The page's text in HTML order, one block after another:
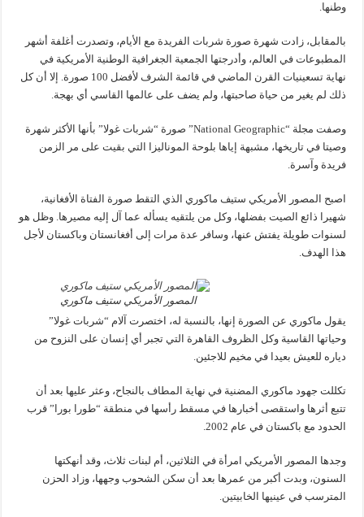
وطنها.
بالمقابل، زادت شهرة صورة شربات الفريدة مع الأيام، وتصدرت أغلفة أشهر
المطبوعات في العالم، وأدرجتها الجمعية الجغرافية الوطنية الأمريكية في
نهاية تسعينيات القرن الماضي في قائمة الشرف لأفضل 100 صورة. إلا أن كل
ذلك لم يغير من حياة صاحبتها، ولم يضف على عالمها القاسي أي بهجة.
وصفت مجلة “National Geographic” صورة “شربات غولا” بأنها الأكثر شهرة
وصيتا في تاريخها، مشبهة إياها بلوحة الموناليزا التي بقيت على مر الزمن
فريدة وآسرة.
اصبح المصور الأمريكي ستيف ماكوري الذي التقط صورة الفتاة الأفغانية،
شهيرا ذائع الصيت بفضلها، وكل من يلتقيه يسأله عما آل إليه مصيرها. وظل هو
لسنوات طويلة يفتش عنها، وسافر عدة مرات إلى أفغانستان وباكستان لأجل
هذا الهدف.
المصور الأمريكي ستيف ماكوري
يقول ماكوري عن الصورة إنها، بالنسبة له، اختصرت آلام “شربات غولا”
وحياتها القاسية وكل الظروف القاهرة التي تجبر أي إنسان على النزوح من
دياره للعيش بعيدا في مخيم للاجئين.
تكللت جهود ماكوري المضنية في نهاية المطاف بالنجاح، وعثر عليها بعد أن
تتبع أثرها واستقصى أخبارها في مسقط رأسها في منطقة “طورا بورا” قرب
الحدود مع باكستان في عام 2002.
وجدها المصور الأمريكي امرأة في الثلاثين، أم لبنات ثلاث، وقد أنهكتها
السنون، وبدت أكبر من عمرها بعد أن سكن الشحوب وجهها، وزاد الحزن
المترسب في عينيها الخابيتين.